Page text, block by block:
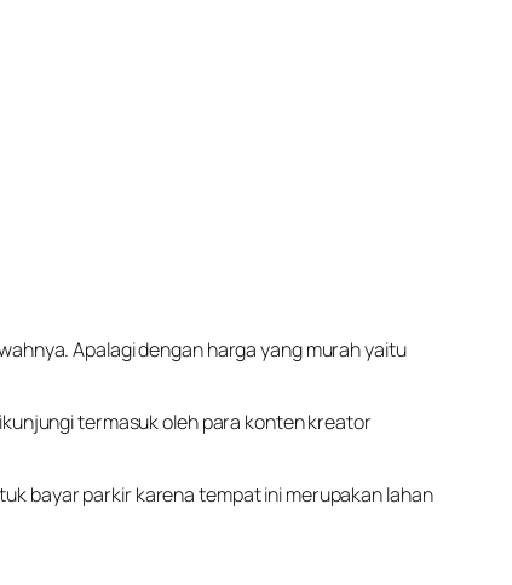
Apalagi dengan harga yang murah yaitu
termasuk oleh para konten kreator
bayar parkir karena tempat ini merupakan lahan